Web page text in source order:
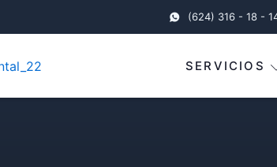
(624) 316 - 18 -
SERVICIOS